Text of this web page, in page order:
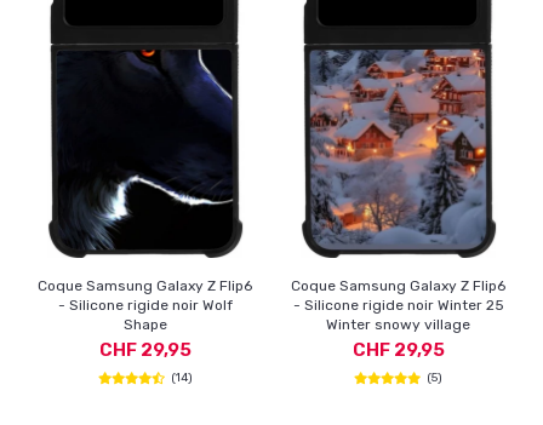
Coque Samsung Galaxy Z Flip6
- Silicone rigide noir Wolf
Shape
CHF 29,95
(14)
Coque Samsung Galaxy Z Flip6
- Silicone rigide noir Winter 25
Winter snowy village
CHF 29,95
(5)